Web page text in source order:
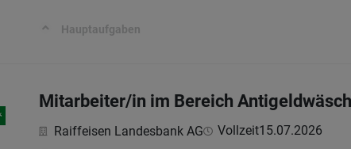
Hauptaufgaben
Mitarbeiter/in im Bereich
Raiffeisen Landesbank AG Vollzeit15.07.2026